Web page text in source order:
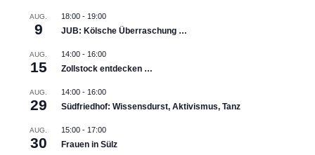
AUG.
9
18:00- 19:00
JUB: Kölsche Überraschung …
AUG.
15
14:00- 16:00
Zollstock entdecken …
AUG.
29
14:00- 16:00
Südfriedhof: Wissensdurst, Aktivismus, Tanz
AUG.
30
15:00- 17:00
Frauen in Sülz